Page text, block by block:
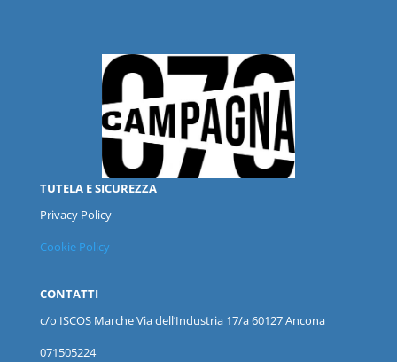
TUTELA E SICUREZZA
Privacy Policy
Cookie Policy
CONTATTI
c/o ISCOS MarcheVia dell’Industria 17/a 60127 Ancona
071505224